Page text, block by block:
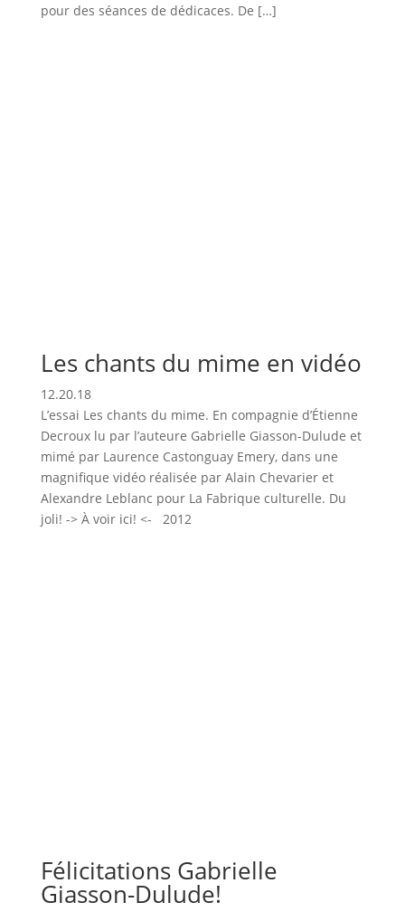
pour des séances de dédicaces. De […]
Les chants du mime en vidéo
12.20.18
L’essai Les chants du mime. En compagnie d’Étienne
Decroux lu par l’auteure Gabrielle Giasson-Dulude et
mimé par Laurence Castonguay Emery, dans une
magnifique vidéo réalisée par Alain Chevarier et
Alexandre Leblanc pour La Fabrique culturelle. Du
joli! -> À voir ici! <- 2012
Félicitations Gabrielle
Giasson-Dulude!